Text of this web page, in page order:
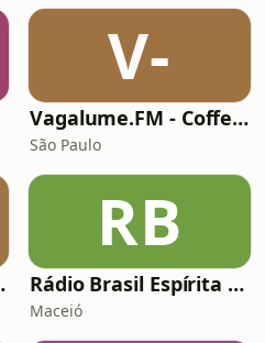
V-
Vagalume.FM - Coffee Break
São Paulo
RB
Rádio Brasil Espírita Canal 3
Maceió